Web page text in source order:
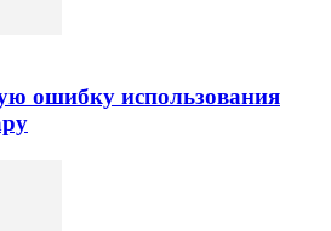
ошибку использования